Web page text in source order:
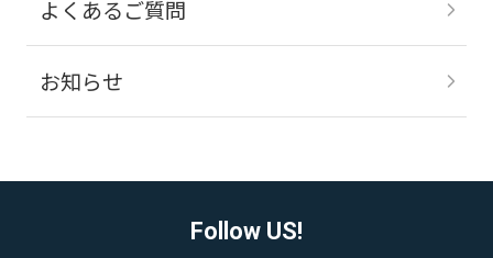
よくあるご質問
お知らせ
Follow US!